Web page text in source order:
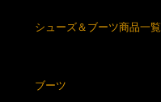
シューズ＆ブーツ商品一覧
ブーツ